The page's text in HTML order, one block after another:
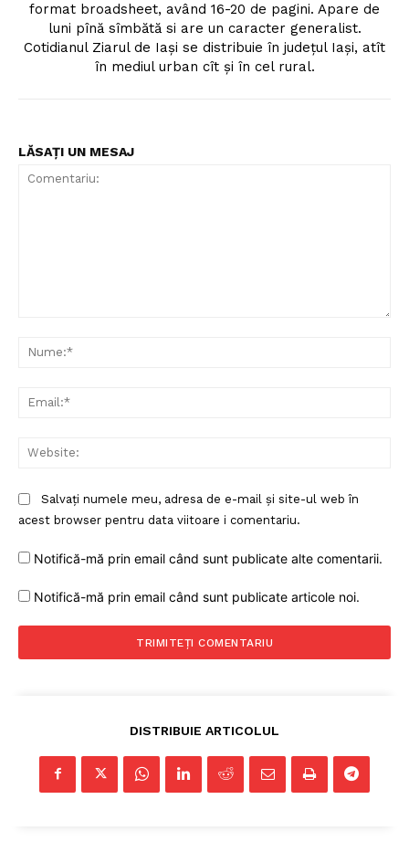
format broadsheet, având 16-20 de pagini. Apare de
luni pînă sîmbătă si are un caracter generalist.
Cotidianul Ziarul de Iaşi se distribuie în judeţul Iaşi, atît
în mediul urban cît şi în cel rural.
LĂSAȚI UN MESAJ
Salvați numele meu, adresa de e-mail și site-ul web în
acest browser pentru data viitoare i comentariu.
Notifică-mă prin email când sunt publicate alte comentarii.
Notifică-mă prin email când sunt publicate articole noi.
DISTRIBUIE ARTICOLUL